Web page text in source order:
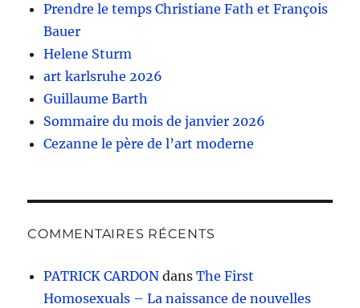
Prendre le temps Christiane Fath et François
Bauer
Helene Sturm
art karlsruhe 2026
Guillaume Barth
Sommaire du mois de janvier 2026
Cezanne le père de l’art moderne
COMMENTAIRES RÉCENTS
PATRICK CARDON dansThe First
Homosexuals – La naissance de nouvelles